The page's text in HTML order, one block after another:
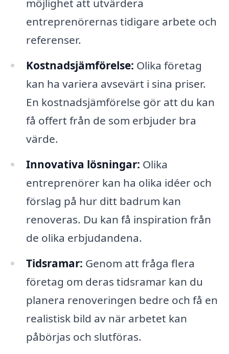
möjlighet att utvärdera
entreprenörernas tidigare arbete och
referenser.
Kostnadsjämförelse: Olika företag
kan ha variera avsevärt i sina priser.
En kostnadsjämförelse gör att du kan
få offert från de som erbjuder bra
värde.
Innovativa lösningar: Olika
entreprenörer kan ha olika idéer och
förslag på hur ditt badrum kan
renoveras. Du kan få inspiration från
de olika erbjudandena.
Tidsramar: Genom att fråga flera
företag om deras tidsramar kan du
planera renoveringen bedre och få en
realistisk bild av när arbetet kan
påbörjas och slutföras.